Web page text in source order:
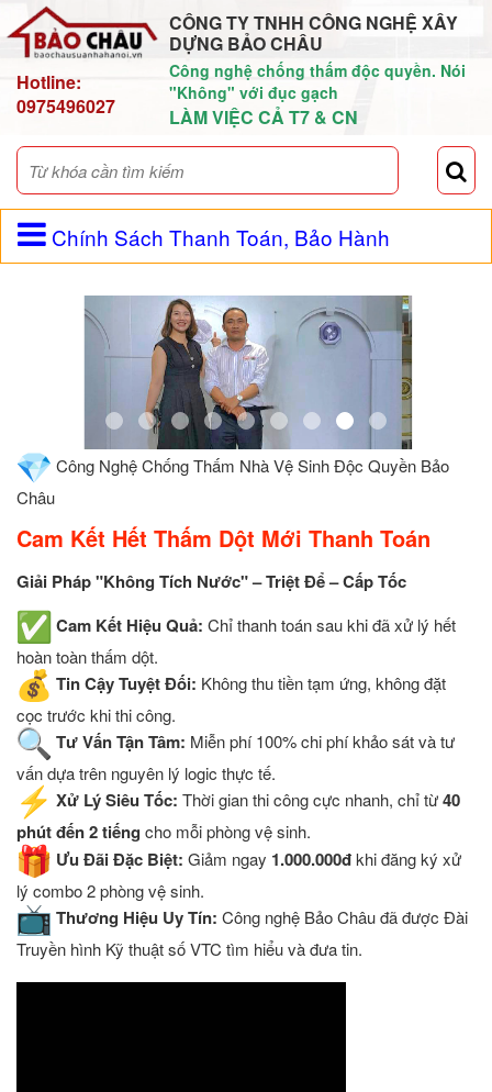
Hotline:
0975496027
CÔNG TY TNHH CÔNG NGHỆ XÂY
DỰNG BẢO CHÂU
Công nghệ chống thấm độc quyền. Nói
"Không" với đục gạch
LÀM VIỆC CẢ T7 & CN
Chính Sách Thanh Toán, Bảo Hành
Công Nghệ Chống Thấm Nhà Vệ Sinh Độc Quyền Bảo
Châu
Cam Kết Hết Thấm Dột Mới Thanh Toán
Giải Pháp "Không Tích Nước" – Triệt Để – Cấp Tốc
Cam Kết Hiệu Quả: Chỉ thanh toán sau khi đã xử lý hết
hoàn toàn thấm dột.
Tin Cậy Tuyệt Đối: Không thu tiền tạm ứng, không đặt
cọc trước khi thi công.
Tư Vấn Tận Tâm: Miễn phí 100% chi phí khảo sát và tư
vấn dựa trên nguyên lý logic thực tế.
Xử Lý Siêu Tốc: Thời gian thi công cực nhanh, chỉ từ40
phút đến 2 tiếng cho mỗi phòng vệ sinh.
Ưu Đãi Đặc Biệt: Giảm ngay 1.000.000đkhi đăng ký xử
lý combo 2 phòng vệ sinh.
Thương Hiệu Uy Tín: Công nghệ Bảo Châu đã được Đài
Truyền hình Kỹ thuật số VTC tìm hiểu và đưa tin.